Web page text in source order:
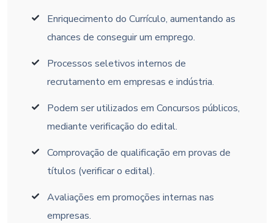
Enriquecimento do Currículo, aumentando as
chances de conseguir um emprego.
Processos seletivos internos de
recrutamento em empresas e indústria.
Podem ser utilizados em Concursos públicos,
mediante verificação do edital.
Comprovação de qualificação em provas de
títulos (verificar o edital).
Avaliações em promoções internas nas
empresas.